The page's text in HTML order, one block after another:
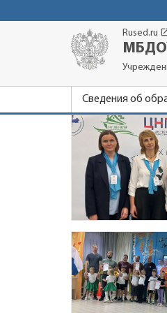
Rused.ru
Сведения об